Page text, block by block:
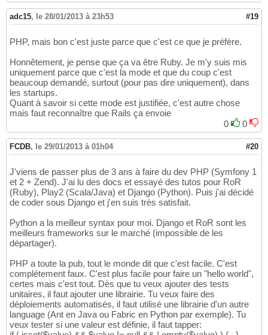
adc15, le 28/01/2013 à 23h53 #19
PHP, mais bon c'est juste parce que c'est ce que je préfère.
Honnêtement, je pense que ça va être Ruby. Je m'y suis mis
uniquement parce que c'est la mode et que du coup c'est
beaucoup demandé, surtout (pour pas dire uniquement), dans
les startups.
Quant à savoir si cette mode est justifiée, c'est autre chose
mais faut reconnaître que Rails ça envoie
0
0
FCDB, le 29/01/2013 à 01h04 #20
J'viens de passer plus de 3 ans à faire du dev PHP (Symfony 1
et 2 + Zend). J'ai lu des docs et essayé des tutos pour RoR
(Ruby), Play2 (Scala/Java) et Django (Python). Puis j'ai décidé
de coder sous Django et j'en suis très satisfait.
Python a la meilleur syntax pour moi. Django et RoR sont les
meilleurs frameworks sur le marché (impossible de les
départager).
PHP a toute la pub, tout le monde dit que c'est facile. C'est
complétement faux. C'est plus facile pour faire un "hello world",
certes mais c'est tout. Dès que tu veux ajouter des tests
unitaires, il faut ajouter une librairie. Tu veux faire des
déploiements automatisés, il faut utilisé une librairie d'un autre
language (Ant en Java ou Fabric en Python par exemple). Tu
veux tester si une valeur est définie, il faut tapper: